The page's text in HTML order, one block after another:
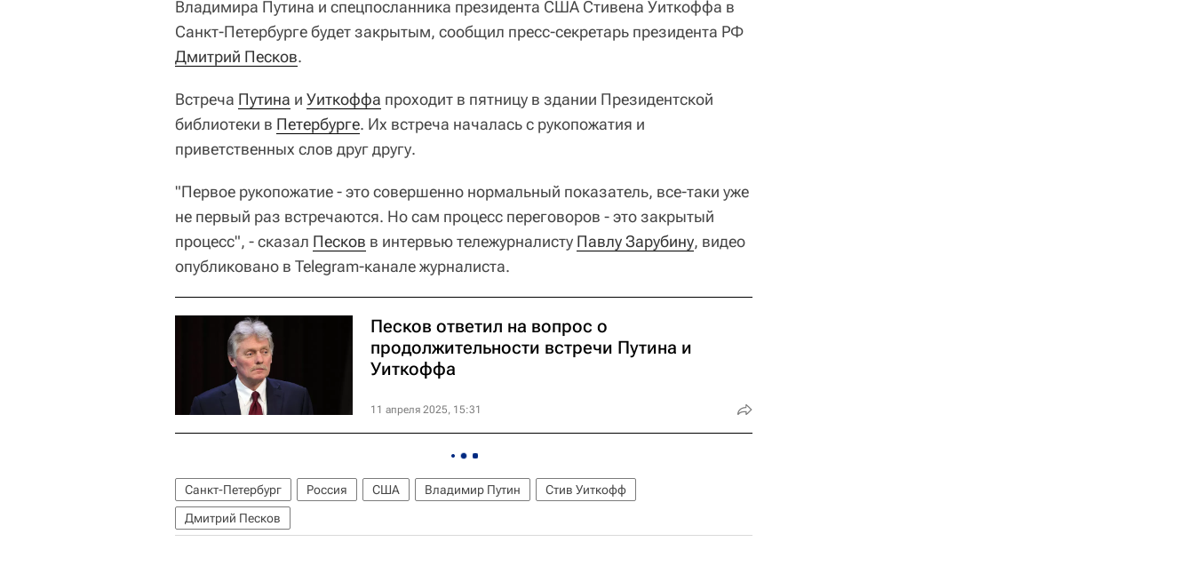
Владимира Путина и спецпосланника президента США Стивена Уиткоффа в
Санкт-Петербурге будет закрытым, сообщил пресс-секретарь президента РФ
Дмитрий Песков.
Встреча Путина и Уиткоффа проходит в пятницу в здании Президентской
библиотеки в Петербурге. Их встреча началась с рукопожатия и
приветственных слов друг другу.
"Первое рукопожатие - это совершенно нормальный показатель, все-таки уже
не первый раз встречаются. Но сам процесс переговоров - это закрытый
процесс", - сказал Песков в интервью тележурналисту Павлу Зарубину, видео
опубликовано в Telegram-канале журналиста.
Песков ответил на вопрос о
продолжительности встречи Путина и
Уиткоффа
11 апреля 2025, 15:31
Санкт-Петербург Россия США Владимир Путин
Стив Уиткофф
Дмитрий Песков